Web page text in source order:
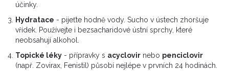
účinky.
Hydratace - pijeťte hodně vody. Sucho v ústech zhoršuje
vřídek. Používejte i bezsacharidové ústní sprchy, které
neobsahují alkohol.
Topické léky - přípravky s acyclovir nebo penciclovir
(např. Zovirax, Fenistil) působí nejlépe v prvních 24 hodinách.